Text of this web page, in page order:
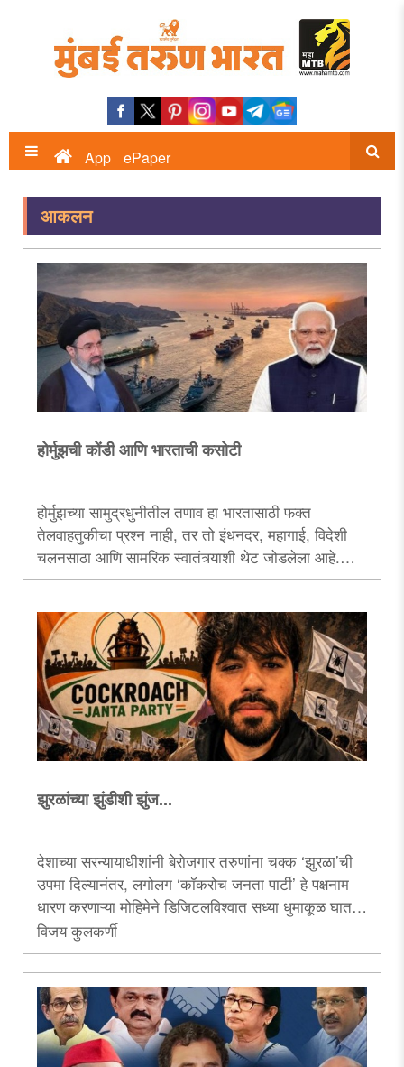
App ePaper
आकलन
होर्मुझची कोंडी आणि भारताची कसोटी
होर्मुझच्या सामुद्रधुनीतील तणाव हा भारतासाठी फक्त
तेलवाहतुकीचा प्रश्न नाही, तर तो इंधनदर, महागाई, विदेशी
चलनसाठा आणि सामरिक स्वातंत्र्याशी थेट जोडलेला आहे.
त्यामुळे या संकटाकडे तात्पुरत्या अडथळ्याप्रमाणे नव्हे, तर
ऊर्जासुरक्षेच्या दीर्घकालीन इशाऱ्याप्रमाणे पाहणे आवश्यक!..
झुरळांच्या झुंडीशी झुंज...
देशाच्या सरन्यायाधीशांनी बेरोजगार तरुणांना चक्क ‌‘झुरळा‌’ची
उपमा दिल्यानंतर, लगोलग ‌‘कॉकरोच जनता पार्टी’ हे पक्षनाम
धारण करणाऱ्या मोहिमेने डिजिटलविश्वात सध्या धुमाकूळ घातला
आहे. पण, ही केवळ डिजिटल मोहीम नसून, देशातील ‌‘जेन-
झी‌’ला सरकारविरोधात भडकावण्याच्या षड्यंत्राचाच कुटील
डाव म्हणावा लागेल. तो नेमका कसा, याचे आकलन करणारा
लेख.....
विजय कुलकर्णी